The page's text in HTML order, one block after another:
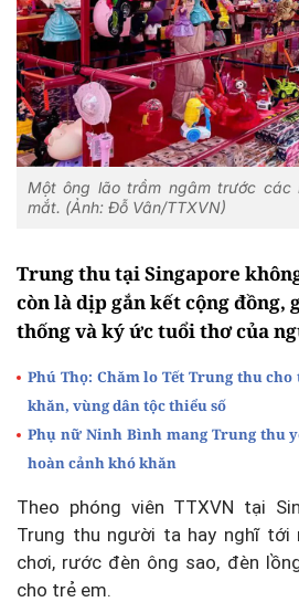
Một ông lão trầm ngâm trước các
mắt. (Ảnh: Đỗ Vân/TTXVN)
Trung thu tại Singapore
còn là dịp gắn kết cộng đồng,
thống và ký ức tuổi thơ của
Phú Thọ: Chăm lo Tết Trung thu
khăn, vùng dân tộc thiểu số
Phụ nữ Ninh Bình mang Trung thu
hoàn cảnh khó khăn
Theo phóng viên TTXVN tại
Trung thu người ta hay nghĩ tới
chơi, rước đèn ông sao, đèn
cho trẻ em.